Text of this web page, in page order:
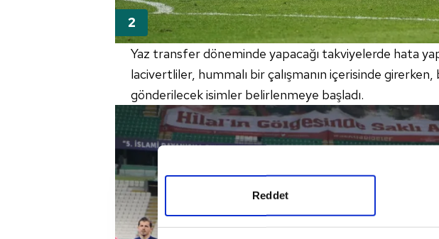
Reddet
Yaz transfer döneminde yapacağı takviyelerde hata
lacivertliler, hummalı bir çalışmanın içerisinde
gönderilecek isimler belirlenmeye başladı.